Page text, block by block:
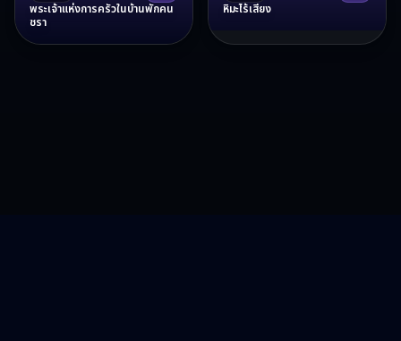
พระเจ้าแห่งการครัวในบ้านพักคน
ชรา
หิมะไร้เสียง